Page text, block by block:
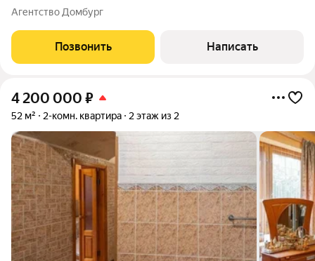
ожидания, шума стройки и грязи под окнами! ЦЕНА: 4 940 000
ПЛОЩАДЬ: 31 м ИПОТЕКА: 28 529 /мес (субсидированная
Агентство Домбург
Позвонить Написать
4 200 000 ₽
52 м² 2-комн. квартира 2 этаж из 2